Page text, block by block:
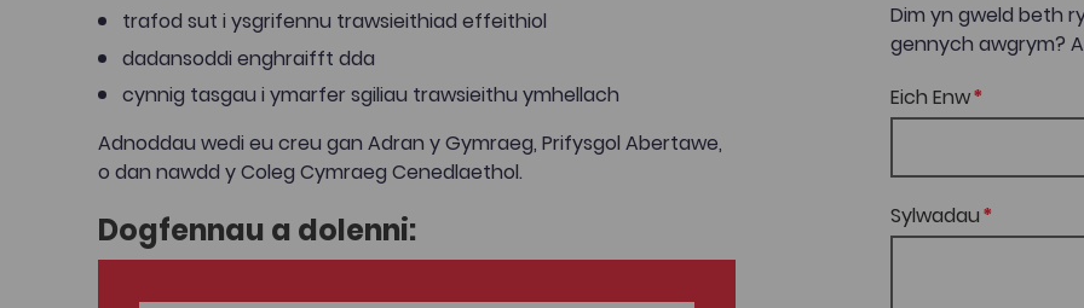
trafod sut i ysgrifennu trawsieithiad effeithiol
dadansoddi enghraifft dda
cynnig tasgau i ymarfer sgiliau trawsieithu ymhellach
Adnoddau wedi eu creu gan Adran y Gymraeg, Prifysgol Abertawe,
o dan nawdd y Coleg Cymraeg Cenedlaethol.
Dogfennau a dolenni:
Dim yn gweld beth
gennych awgrym?
Eich Enw
Sylwadau